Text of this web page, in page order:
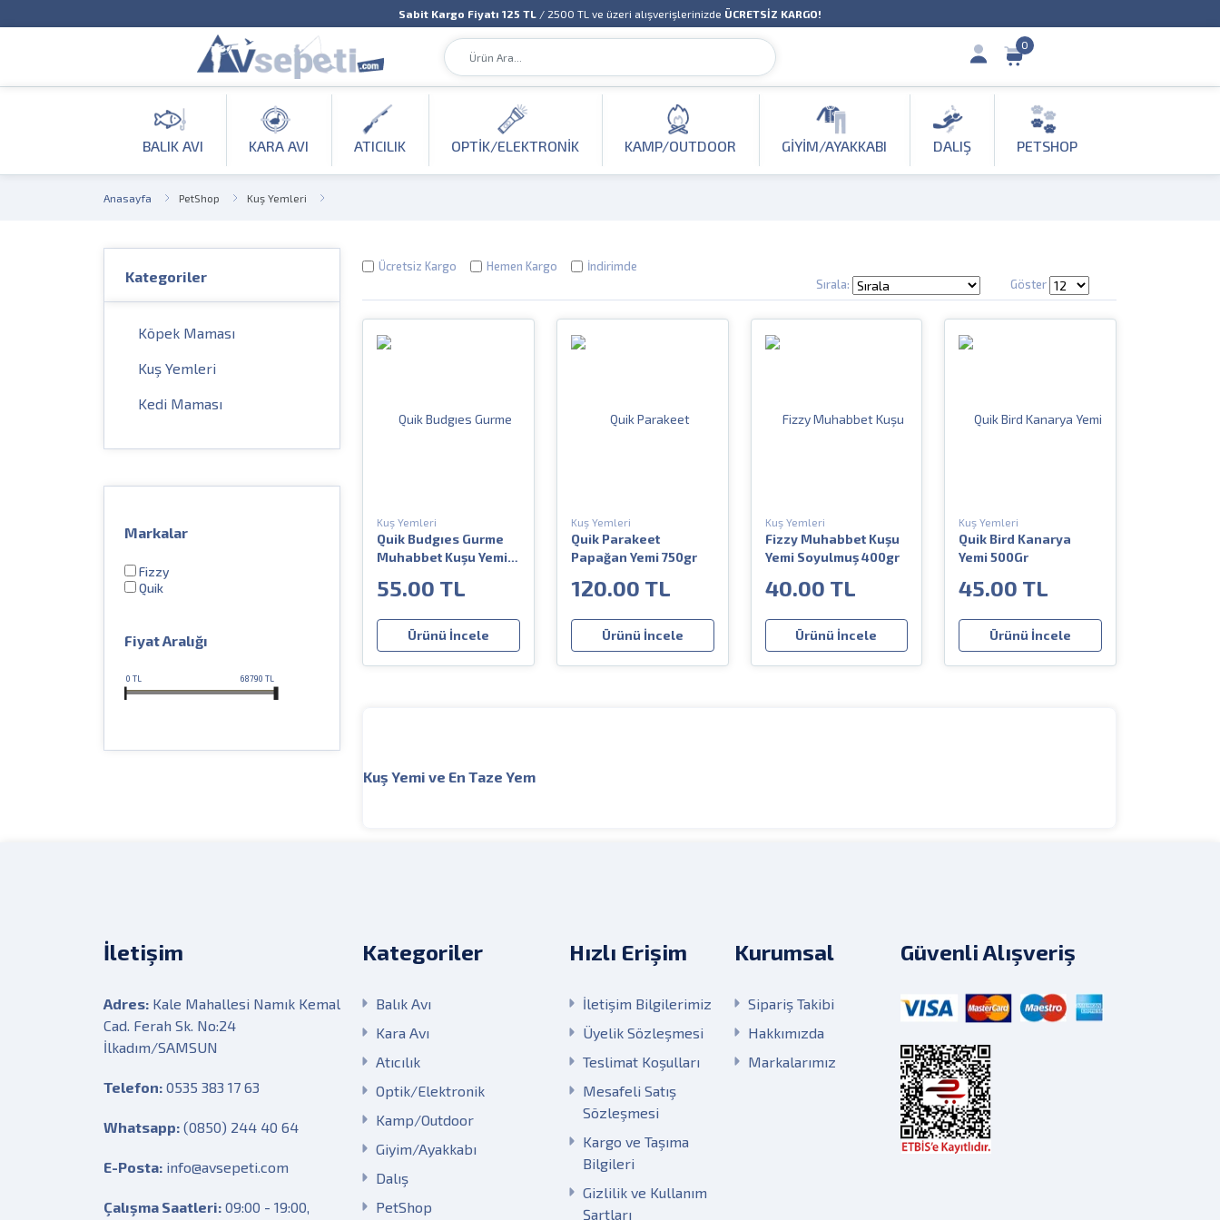
Sabit Kargo Fiyatı 125 TL / 2500 TL ve üzeri alışverişlerinizde ÜCRETSİZ KARGO!
0
BALIK AVI KARA AVI ATICILIK OPTIK/ELEKTRONIK KAMP/OUTDOOR GIYIM/AYAKKABI DALIŞ PETSHOP
Anasayfa PetShop Kuş Yemleri
Ücretsiz Kargo Hemen Kargo
İndirimde
Sırala:
Göster
Kuş Yemleri
Quik Budgıes Gurme
Muhabbet Kuşu Yemi
55.00 TL
Ürünü İncele
Kuş Yemleri
Quik Parakeet
Papağan Yemi 750gr
120.00 TL
Ürünü İncele
Kuş Yemleri
Fizzy Muhabbet Kuşu
Yemi Soyulmuş 400gr
40.00 TL
Ürünü İncele
Kuş Yemleri
Quik Bird Kanarya
Yemi 500Gr
45.00 TL
Ürünü İncele
Kuş Yemi ve En Taze Yem
Kategoriler
Köpek Maması
Kuş Yemleri
Kedi Maması
Markalar
Fizzy
Quik
Fiyat Aralığı
0 TL 68790 TL
İletişim
Adres: Kale Mahallesi Namık Kemal
Cad. Ferah Sk. No:24
İlkadım/SAMSUN
Telefon: 0535 383 17 63
Whatsapp: (0850) 244 40 64
E-Posta: info@avsepeti.com
Çalışma Saatleri: 09:00 - 19:00,
Kategoriler
Balık Avı
Kara Avı
Atıcılık
Optik/Elektronik
Kamp/Outdoor
Giyim/Ayakkabı
Dalış
PetShop
Hızlı Erişim
İletişim Bilgilerimiz
Üyelik Sözleşmesi
Teslimat Koşulları
Mesafeli Satış
Sözleşmesi
Kargo ve Taşıma
Bilgileri
Gizlilik ve Kullanım
Şartları
Kurumsal
Sipariş Takibi
Hakkımızda
Markalarımız
Güvenli Alışveriş